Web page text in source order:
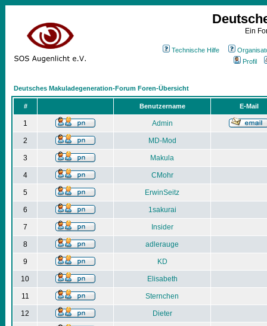
Ein
Technische Hilfe
Profil
Deutsches Makuladegeneration-Forum Foren-Übersicht
# Benutzername E-Mail
1 Admin
2 MD-Mod
3 Makula
4 CMohr
5 ErwinSeitz
6 1sakurai
7 Insider
8 adlerauge
9 KD
10 Elisabeth
11 Sternchen
12 Dieter